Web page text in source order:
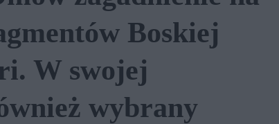
Boskiej
W swojej
wybrany